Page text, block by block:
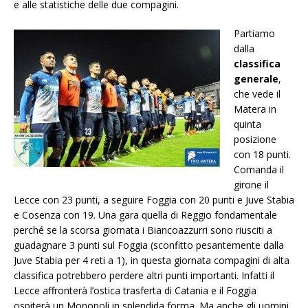
e alle statistiche delle due compagini.
Partiamo
dalla
classifica
generale,
che vede il
Matera in
quinta
posizione
con 18 punti.
Comanda il
girone il
Lecce con 23 punti, a seguire Foggia con 20 punti e Juve Stabia
e Cosenza con 19. Una gara quella di Reggio fondamentale
perché se la scorsa giornata i Biancoazzurri sono riusciti a
guadagnare 3 punti sul Foggia (sconfitto pesantemente dalla
Juve Stabia per 4 reti a 1), in questa giornata compagini di alta
classifica potrebbero perdere altri punti importanti. Infatti il
Lecce affronterà l’ostica trasferta di Catania e il Foggia